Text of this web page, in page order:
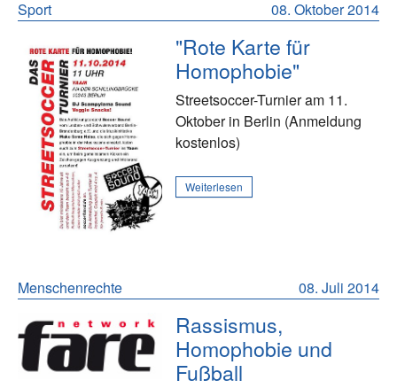
08. Oktober 2014
Sport
"Rote Karte für
Homophobie"
Streetsoccer-Turnier am 11.
Oktober in Berlin (Anmeldung
kostenlos)
Weiterlesen
08. Juli 2014
Menschenrechte
Rassismus,
Homophobie und
Fußball